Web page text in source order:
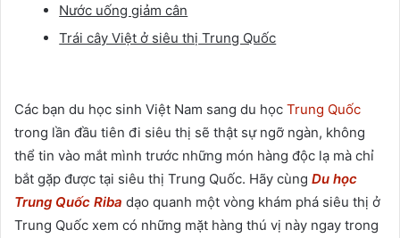
Nước uống giảm cân
Trái cây Việt ở siêu thị Trung Quốc
Các bạn du học sinh Việt Nam sang du học Trung Quốc
trong lần đầu tiên đi siêu thị sẽ thật sự ngỡ ngàn, không
thể tin vào mắt mình trước những món hàng độc lạ mà chỉ
bắt gặp được tại siêu thị Trung Quốc. Hãy cùng Du học
Trung Quốc Riba dạo quanh một vòng khám phá siêu thị ở
Trung Quốc xem có những mặt hàng thú vị này ngay trong